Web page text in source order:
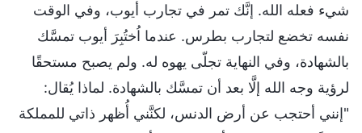
شيء فعله الله. إنَّك تمر في تجارب أيوب، وفي الوقت
نفسه تخضع لتجارب بطرس. عندما اُختُبِرَ أيوب تمسَّك
بالشهادة، وفي النهاية تجلّى يهوه له. ولم يصبح مستحقًا
لرؤية وجه الله إلَّا بعد أن تمسَّك بالشهادة. لماذا يُقال:
"إنني أحتجب عن أرض الدنس، لكنَّني أُظهر ذاتي للمملكة